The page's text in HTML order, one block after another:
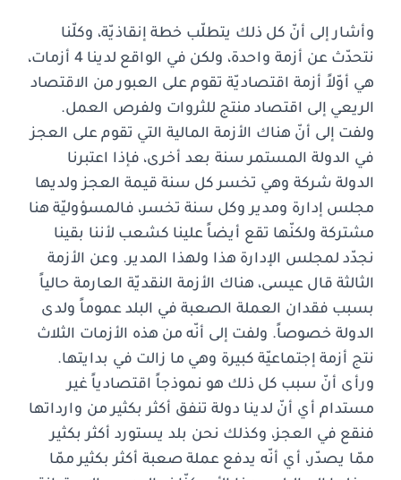
وأشار إلى أنّ كل ذلك يتطلّب خطة إنقاذيّة، وكلّنا
نتحدّث عن أزمة واحدة، ولكن في الواقع لدينا 4 أزمات،
هي أوّلاً أزمة اقتصاديّة تقوم على العبور من الاقتصاد
الريعي إلى اقتصاد منتج للثروات ولفرص العمل.
ولفت إلى أنّ هناك الأزمة المالية التي تقوم على العجز
في الدولة المستمر سنة بعد أخرى، فإذا اعتبرنا
الدولة شركة وهي تخسر كل سنة قيمة العجز ولديها
مجلس إدارة ومدير وكل سنة تخسر، فالمسؤوليّة هنا
مشتركة ولكنّها تقع أيضاً علينا كشعب لأننا بقينا
نجدّد لمجلس الإدارة هذا ولهذا المدير. وعن الأزمة
الثالثة قال عيسى، هناك الأزمة النقديّة العارمة حالياً
بسبب فقدان العملة الصعبة في البلد عموماً ولدى
الدولة خصوصاً. ولفت إلى أنّه من هذه الأزمات الثلاث
نتج أزمة إجتماعيّة كبيرة وهي ما زالت في بدايتها.
ورأى أنّ سبب كل ذلك هو نموذجاً اقتصادياً غير
مستدام أي أنّ لدينا دولة تنفق أكثر بكثير من وارداتها
فنقع في العجز، وكذلك نحن بلد يستورد أكثر بكثير
ممّا يصدّر، أي أنّه يدفع عملة صعبة أكثر بكثير ممّا